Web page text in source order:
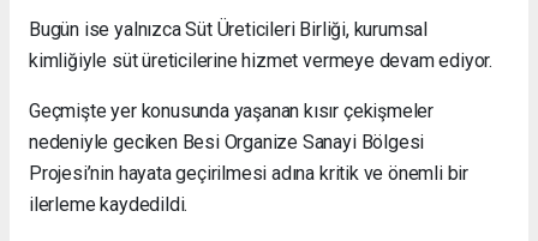
Bugün ise yalnızca Süt Üreticileri Birliği, kurumsal
kimliğiyle süt üreticilerine hizmet vermeye devam ediyor.
Geçmişte yer konusunda yaşanan kısır çekişmeler
nedeniyle geciken Besi Organize Sanayi Bölgesi
Projesi’nin hayata geçirilmesi adına kritik ve önemli bir
ilerleme kaydedildi.